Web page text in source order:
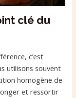
clé du
c’est
utilisons souvent
homogène de
et ressortir